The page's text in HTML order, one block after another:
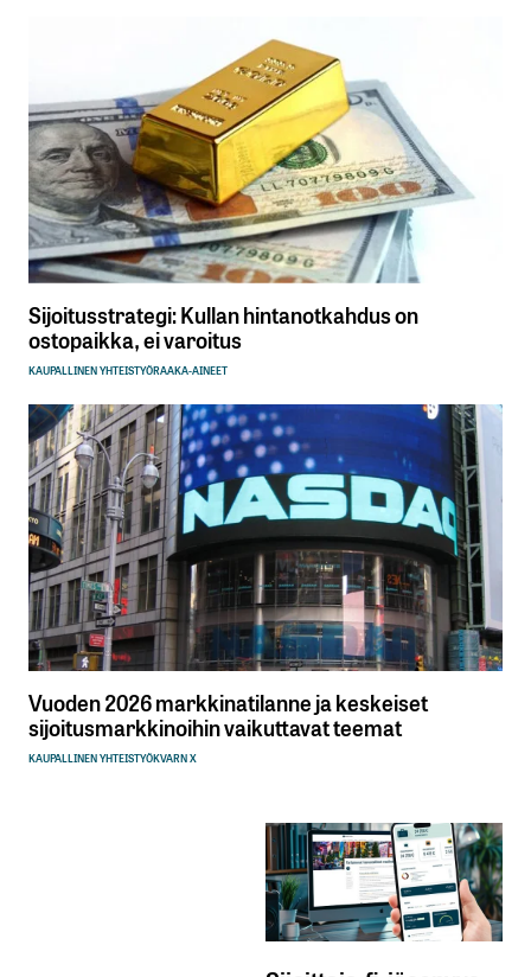
Sijoitusstrategi: Kullan hintanotkahdus on
ostopaikka, ei varoitus
KAUPALLINEN YHTEISTYÖRAAKA-AINEET
Vuoden 2026 markkinatilanne ja keskeiset
sijoitusmarkkinoihin vaikuttavat teemat
KAUPALLINEN YHTEISTYÖKVARN X